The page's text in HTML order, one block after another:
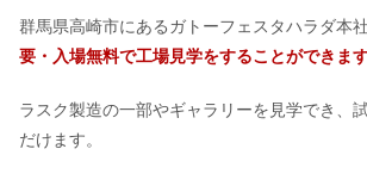
群馬県高崎市にあるガトーフェスタハラダ本社
要・入場無料で工場見学をすることができま
ラスク製造の一部やギャラリーを見学でき、
だけます。